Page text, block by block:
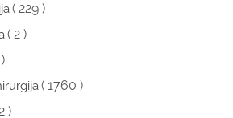
( 229 )
( 2 )
( 1760 )
)